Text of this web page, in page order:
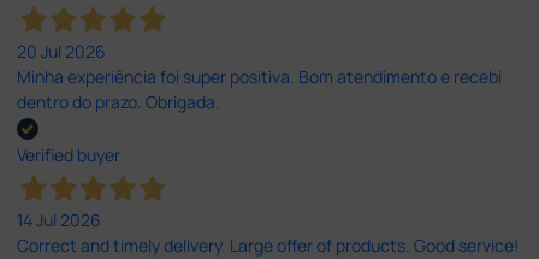
20 Jul 2026
Minha experiência foi super positiva. Bom atendimento e recebi
dentro do prazo. Obrigada.
Verified buyer
14 Jul 2026
Correct and timely delivery. Large offer of products. Good service!